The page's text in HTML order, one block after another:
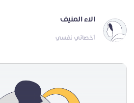
الاء المنيف
أخصائي نفسي